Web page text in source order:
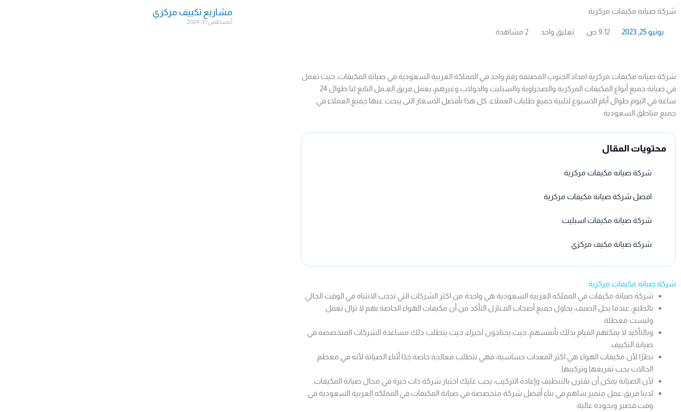
شركة صيانه مكيفات مركزية
يونيو 25, 2023 9:12 ص تعليق واحد 2 مشاهدة
شركة صيانه مكيفات مركزية امداد الجنوب المصنفة رقم واحد في المملكة العربية السعودية في صيانة المكيفات، حيث تعمل
في صيانة جميع أنواع المكيفات المركزية والصحراوية والسبليت والدولاب وغيرهم، يعمل فريق العـمل التابع لنا طوال 24
ساعة في اليوم طوال أيام الاسبوع لتلبية جميع طلبات العملاء، كل هذا بأفضل الاسعار التى يبحث عنها جميع العملاء في
جميع مناطق السعودية.
محتويات المقال
شركة صيانه مكيفات مركزية
افضل شركة صيانة مكيفات مركزية
شركة صيانة مكيفات اسبليت
شركة صيانة مكيف مركزي
شركة صيانه مكيفات مركزية
شركة صيانة مكيفات في المملكه العربية السعودية هي واحدة من اكثر الشركات التي تجذب الانتباه في الوقت الحالي.
بالطبع، عندما يحل الصيف، يحاول جميع أصحاب المـنازل التأكد من أن مكيفات الهواء الخاصة بهم لا تزال تعمل
وليست معطلة.
وبالتأكيد لا يمكنهم القيام بذلك بأنفسهم، حيث يحتاجون لخبراء، حيث يتطلب ذلك مساعدة الشركات المتخصصه في
صيانة التكييف.
نظرًا لأن مكيفات الهواء هي اكثر المعدات حساسية، فهي تتطلب معالجة خاصة جدًا أثناء الصيانة لأنه في معظم
الحالات يجب تفريغها وتركيبها.
لأن الصيانة يمكن أن تقترن بالتنظيف وإعادة التركيب، يجب عليك اختيار شركة ذات خبرة في مجال صيانة المكيفات.
لدينا فريق عمل متميز ساهم في بناء أفضل شركة متخصصة في صيانة المكيفات في المملكه العربية السعودية في
وقت قصير وبجودة عالية.
مشاريع تكييف مركزي
أغسطس 31, 2024